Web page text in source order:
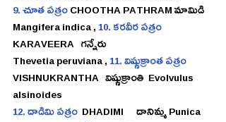
9. చూత పత్రం CHOOTHA PATHRAM మామిడి
Mangifera indica , 10. కరవీర పత్రం
KARAVEERA   గన్నేరు
Thevetia peruviana , 11. విష్ణుక్రాంత పత్రం
VISHNUKRANTHA   విష్ణుక్రాంతి  Evolvulus
alsinoides
12. దాడిమి పత్రం
  DHADIMI      దానిమ్మ
Punica